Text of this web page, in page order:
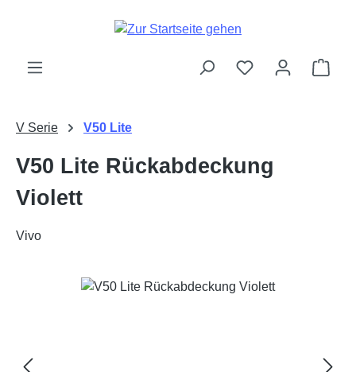
Zum Hauptinhalt springen
V Serie V50 Lite
V50 Lite Rückabdeckung
Violett
Vivo
Bildergalerie überspringen